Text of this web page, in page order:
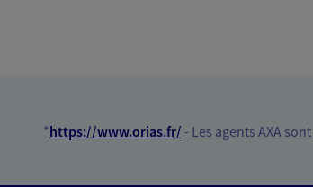
*https://www.orias.fr/ - Les agents AXA